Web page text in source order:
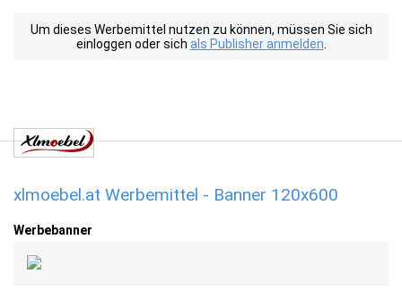
Um dieses Werbemittel nutzen zu können, müssen Sie sich
einloggen oder sich als Publisher anmelden
xlmoebel.at Werbemittel - Banner 120x600
Werbebanner